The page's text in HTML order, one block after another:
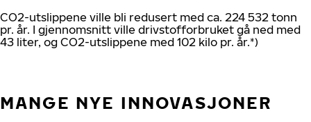
CO2-utslippene ville bli redusert med ca. 224 532 tonn
pr. år. I gjennomsnitt ville drivstofforbruket gå ned med
43 liter, og CO2-utslippene med 102 kilo pr. år.*)
MANGE NYE INNOVASJONER